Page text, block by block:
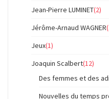
Jean-Pierre LUMINET(2)
Jérôme-Arnaud WAGNER
Jeux(1)
Joaquin Scalbert(12)
Des femmes et des
Nouvelles du temps